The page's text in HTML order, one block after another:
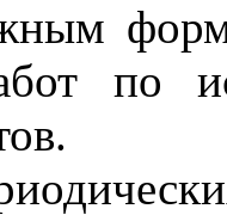
по